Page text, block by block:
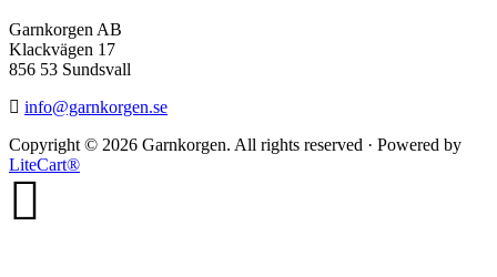
Garnkorgen AB
Klackvägen 17
856 53 Sundsvall
info@garnkorgen.se
Copyright © 2026 Garnkorgen. All rights reserved · Powered by
LiteCart®